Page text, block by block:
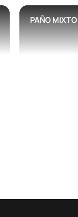
PAÑO MIXTO